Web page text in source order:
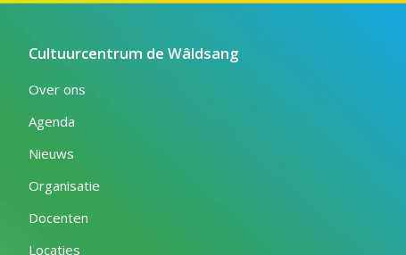
Cultuurcentrum de Wâldsang
Over ons
Agenda
Nieuws
Organisatie
Docenten
Locaties